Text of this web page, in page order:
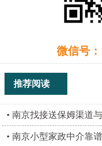
微信号：
推荐阅读
南京找接送保姆渠道
南京小型家政中介靠